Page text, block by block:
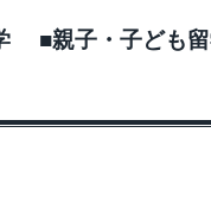
■親子・子ども